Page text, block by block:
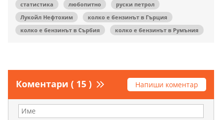
статистика
любопитно
руски петрол
Лукойл Нефтохим
колко е бензинът в Гърция
колко е бензинът в Сърбия
колко е бензинът в Румъния
Коментари ( 15 ) Напиши коментар